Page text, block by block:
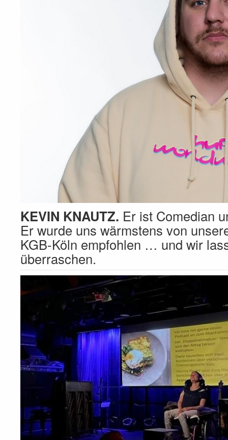
KEVIN KNAUTZ. Er ist Comedian
Er wurde uns wärmstens von
KGB-Köln empfohlen … und wir
überraschen.